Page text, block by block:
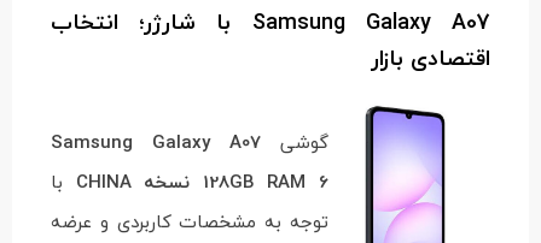
Samsung Galaxy A07 با شارژر؛ انتخاب
اقتصادی بازار
گوشی Samsung Galaxy A07
128GB RAM 6 نسخه CHINA
با
توجه به مشخصات کاربردی و عرضه